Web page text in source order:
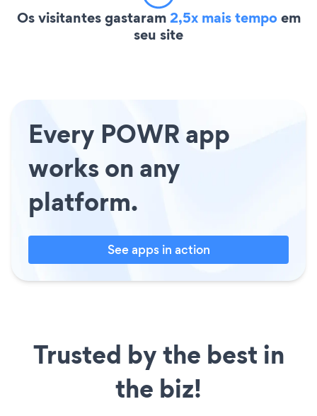
Os visitantes gastaram2,5x mais tempoem
seu site
Every POWR app
works on any
platform.
See apps in action
Trusted by the best in
the biz!